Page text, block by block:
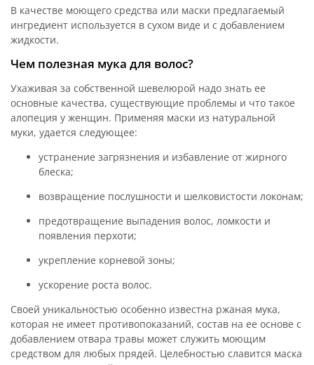
В качестве моющего средства или маски предлагаемый
ингредиент используется в сухом виде и с добавлением
жидкости.
Чем полезная мука для волос?
Ухаживая за собственной шевелюрой надо знать ее
основные качества, существующие проблемы и что такое
алопеция у женщин. Применяя маски из натуральной
муки, удается следующее:
устранение загрязнения и избавление от жирного
блеска;
возвращение послушности и шелковистости локонам;
предотвращение выпадения волос, ломкости и
появления перхоти;
укрепление корневой зоны;
ускорение роста волос.
Своей уникальностью особенно известна ржаная мука,
которая не имеет противопоказаний, состав на ее основе с
добавлением отвара травы может служить моющим
средством для любых прядей. Целебностью славится маска